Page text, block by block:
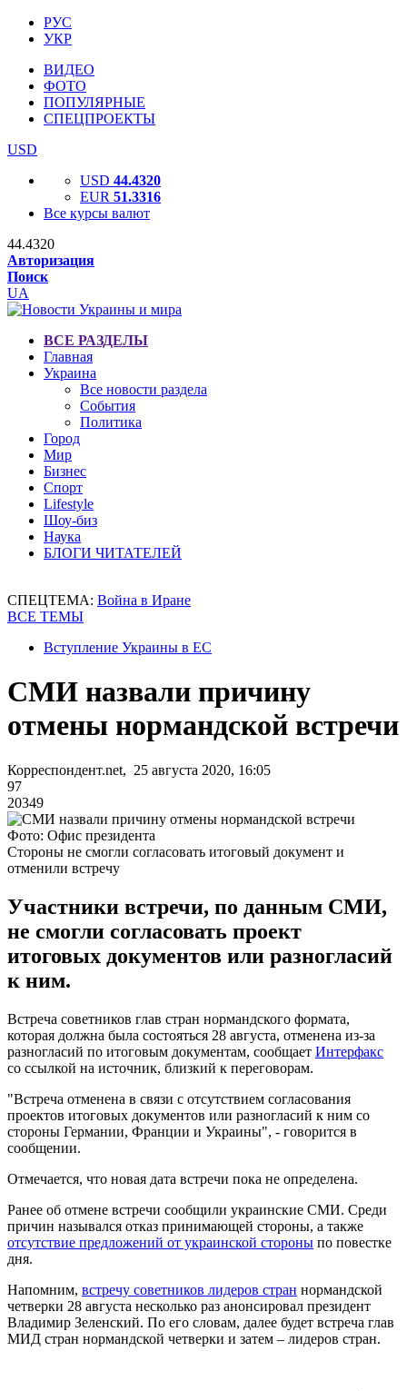
РУС
УКР
ВИДЕО
ФОТО
ПОПУЛЯРНЫЕ
СПЕЦПРОЕКТЫ
USD
USD 44.4320
EUR 51.3316
Все курсы валют
44.4320
Авторизация
Поиск
UA
ВСЕ РАЗДЕЛЫ
Главная
Украина
Все новости раздела
События
Политика
Город
Мир
Бизнес
Спорт
Lifestyle
Шоу-биз
Наука
БЛОГИ ЧИТАТЕЛЕЙ
СПЕЦТЕМА: Война в Иране
ВСЕ ТЕМЫ
Вступление Украины в ЕС
СМИ назвали причину
отмены нормандской встречи
Корреспондент.net, 25 августа 2020, 16:05
97
20349
Фото: Офис президента
Стороны не смогли согласовать итоговый документ и
отменили встречу
Участники встречи, по данным СМИ,
не смогли согласовать проект
итоговых документов или разногласий
к ним.
Встреча советников глав стран нормандского формата,
которая должна была состояться 28 августа, отменена из-за
разногласий по итоговым документам, сообщает Интерфакс
со ссылкой на источник, близкий к переговорам.
"Встреча отменена в связи с отсутствием согласования
проектов итоговых документов или разногласий к ним со
стороны Германии, Франции и Украины", - говорится в
сообщении.
Отмечается, что новая дата встречи пока не определена.
Ранее об отмене встречи сообщили украинские СМИ. Среди
причин назывался отказ принимающей стороны, а также
отсутствие предложений от украинской стороны по повестке
дня.
Напомним, встречу советников лидеров стран нормандской
четверки 28 августа несколько раз анонсировал президент
Владимир Зеленский. По его словам, далее будет встреча глав
МИД стран нормандской четверки и затем – лидеров стран.